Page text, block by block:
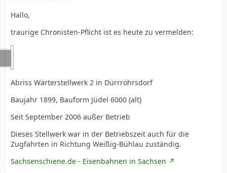
Hallo,
traurige Chronisten-Pflicht ist es heute zu vermelden:
Abriss Wärterstellwerk 2 in Dürrröhrsdorf
Baujahr 1899, Bauform Jüdel 6000 (alt)
Seit September 2006 außer Betrieb
Dieses Stellwerk war in der Betriebszeit auch für die
Zugfahrten in Richtung Weißig-Bühlau zuständig.
Sachsenschiene.de - Eisenbahnen in Sachsen